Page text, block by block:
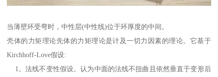
当薄壁环受弯时，中性层(中性线)位于环厚度的中间。
壳体的力矩理论先体的力矩理论是计及一切力因素的理论。它基于
Kirchhoff-Love假设:
1。法线不变性假设。认为中面的法线不扭曲且依然垂直于变形后